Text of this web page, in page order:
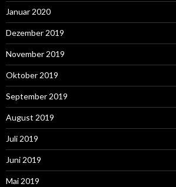
Januar 2020
Dezember 2019
November 2019
Oktober 2019
September 2019
August 2019
Juli 2019
Juni 2019
Mai 2019